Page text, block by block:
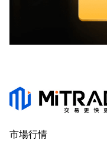
市場行情